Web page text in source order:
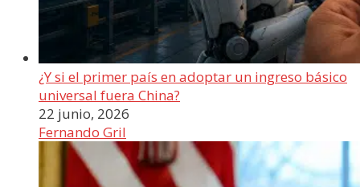
¿Y si el primer país en adoptar un ingreso básico
universal fuera China?
22 junio, 2026
Fernando Gril